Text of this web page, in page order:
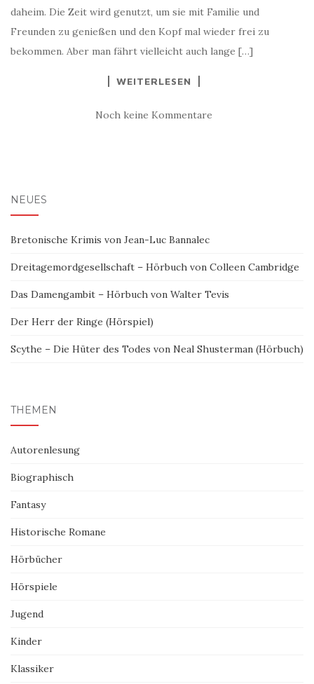
daheim. Die Zeit wird genutzt, um sie mit Familie und
Freunden zu genießen und den Kopf mal wieder frei zu
bekommen. Aber man fährt vielleicht auch lange […]
WEITERLESEN
Noch keine Kommentare
NEUES
Bretonische Krimis von Jean-Luc Bannalec
Dreitagemordgesellschaft – Hörbuch von Colleen Cambridge
Das Damengambit – Hörbuch von Walter Tevis
Der Herr der Ringe (Hörspiel)
Scythe – Die Hüter des Todes von Neal Shusterman (Hörbuch)
THEMEN
Autorenlesung
Biographisch
Fantasy
Historische Romane
Hörbücher
Hörspiele
Jugend
Kinder
Klassiker